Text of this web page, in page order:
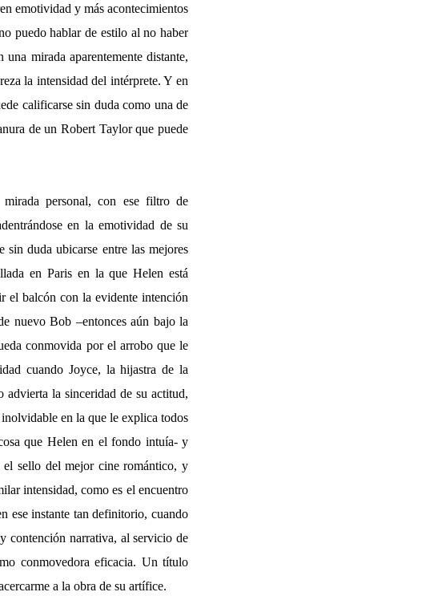
emotividad y más acontecimientos
puedo hablar de estilo al no haber
mirada aparentemente distante,
la intensidad del intérprete. Y en
calificarse sin duda como una de
de un Robert Taylor que puede
personal, con ese filtro de
en la emotividad de su
sin duda ubicarse entre las mejores
en Paris en la que Helen está
el balcón con la evidente intención
nuevo Bob –entonces aún bajo la
conmovida por el arrobo que le
cuando Joyce, la hijastra de la
la sinceridad de su actitud,
en la que le explica todos
que Helen en el fondo intuía- y
el sello del mejor cine romántico, y
intensidad, como es el encuentro
ese instante tan definitorio, cuando
contención narrativa, al servicio de
conmovedora eficacia. Un título
a la obra de su artífice.